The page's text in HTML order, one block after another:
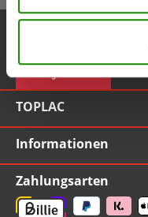
Service-Hotline
TOPLAC
Informationen
Zahlungsarten